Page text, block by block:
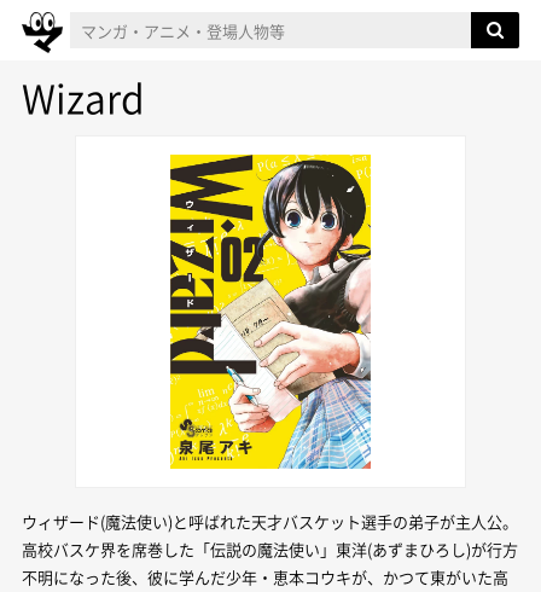
Wizard
ウィザード(魔法使い)と呼ばれた天才バスケット選手の弟子が主人公。
高校バスケ界を席巻した「伝説の魔法使い」東洋(あずまひろし)が行方
不明になった後、彼に学んだ少年・恵本コウキが、かつて東がいた高